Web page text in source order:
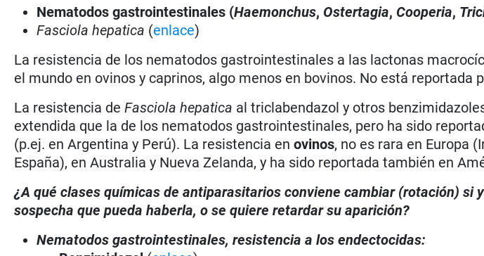
Nematodos gastrointestinales (Haemonchus, Ostertagia, Cooperia,
Fasciola hepatica (enlace)
La resistencia de los nematodos gastrointestinales a las lactonas
el mundo en ovinos y caprinos, algo menos en bovinos. No está reportada
La resistencia deFasciola hepatica al triclabendazol y otros
extendida que la de los nematodos gastrointestinales, pero ha sido
(p.ej. en Argentina y Perú). La resistencia enovinos, no es rara en Europa
España), en Australia y Nueva Zelanda, y ha sido reportada también en
¿A qué clases químicas de antiparasitarios conviene cambiar (rotación) si
sospecha que pueda haberla, o se quiere retardar su aparición?
Nematodos gastrointestinales, resistencia a los endectocidas: